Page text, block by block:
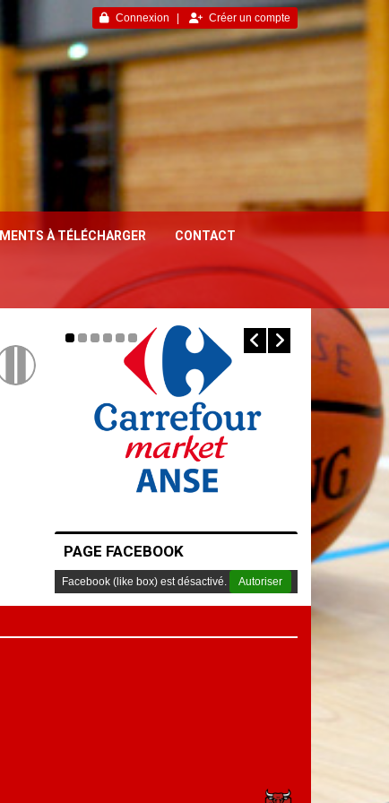
Connexion Créer un compte
À TÉLÉCHARGER CONTACT
PAGE FACEBOOK
Facebook (like box) est désactivé. Autoriser